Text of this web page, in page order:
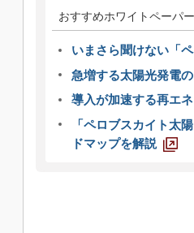
おすすめホワイトペーパー
いまさら聞けない「
急増する太陽光発電
導入が加速する再エ
「ペロブスカイト太
ドマップを解説